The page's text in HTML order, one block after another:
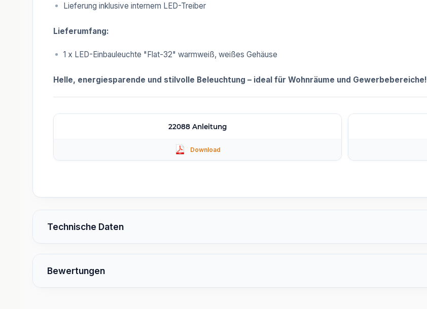
Lieferung inklusive internem LED-Treiber
Lieferumfang:
1 x LED-Einbauleuchte "Flat-32" warmweiß, weißes Gehäuse
Helle, energiesparende und stilvolle Beleuchtung – ideal für Wohnräume und Gewerbebereiche!
22088 Anleitung
Technische Daten
Bewertungen